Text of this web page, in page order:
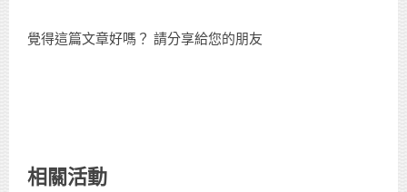
覺得這篇文章好嗎？ 請分享給您的朋友
相關活動